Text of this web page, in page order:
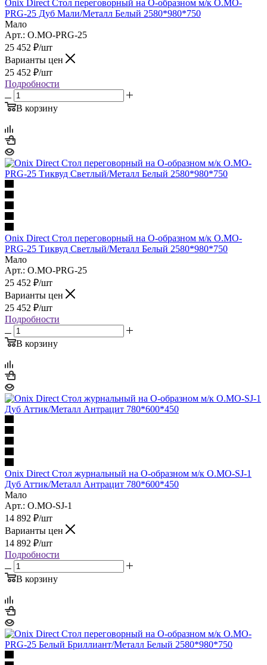
Onix Direct Стол переговорный на О-образном м/к O.MO-
PRG-25 Дуб Мали/Металл Белый 2580*980*750
Мало
Арт.: O.MO-PRG-25
25 452 ₽/шт
Варианты цен
25 452 ₽/шт
Подробности
В корзину
Onix Direct Стол переговорный на О-образном м/к O.MO-
PRG-25 Тиквуд Светлый/Металл Белый 2580*980*750
Мало
Арт.: O.MO-PRG-25
25 452 ₽/шт
Варианты цен
25 452 ₽/шт
Подробности
В корзину
Onix Direct Стол журнальный на О-образном м/к O.MO-SJ-1
Дуб Аттик/Металл Антрацит 780*600*450
Мало
Арт.: O.MO-SJ-1
14 892 ₽/шт
Варианты цен
14 892 ₽/шт
Подробности
В корзину